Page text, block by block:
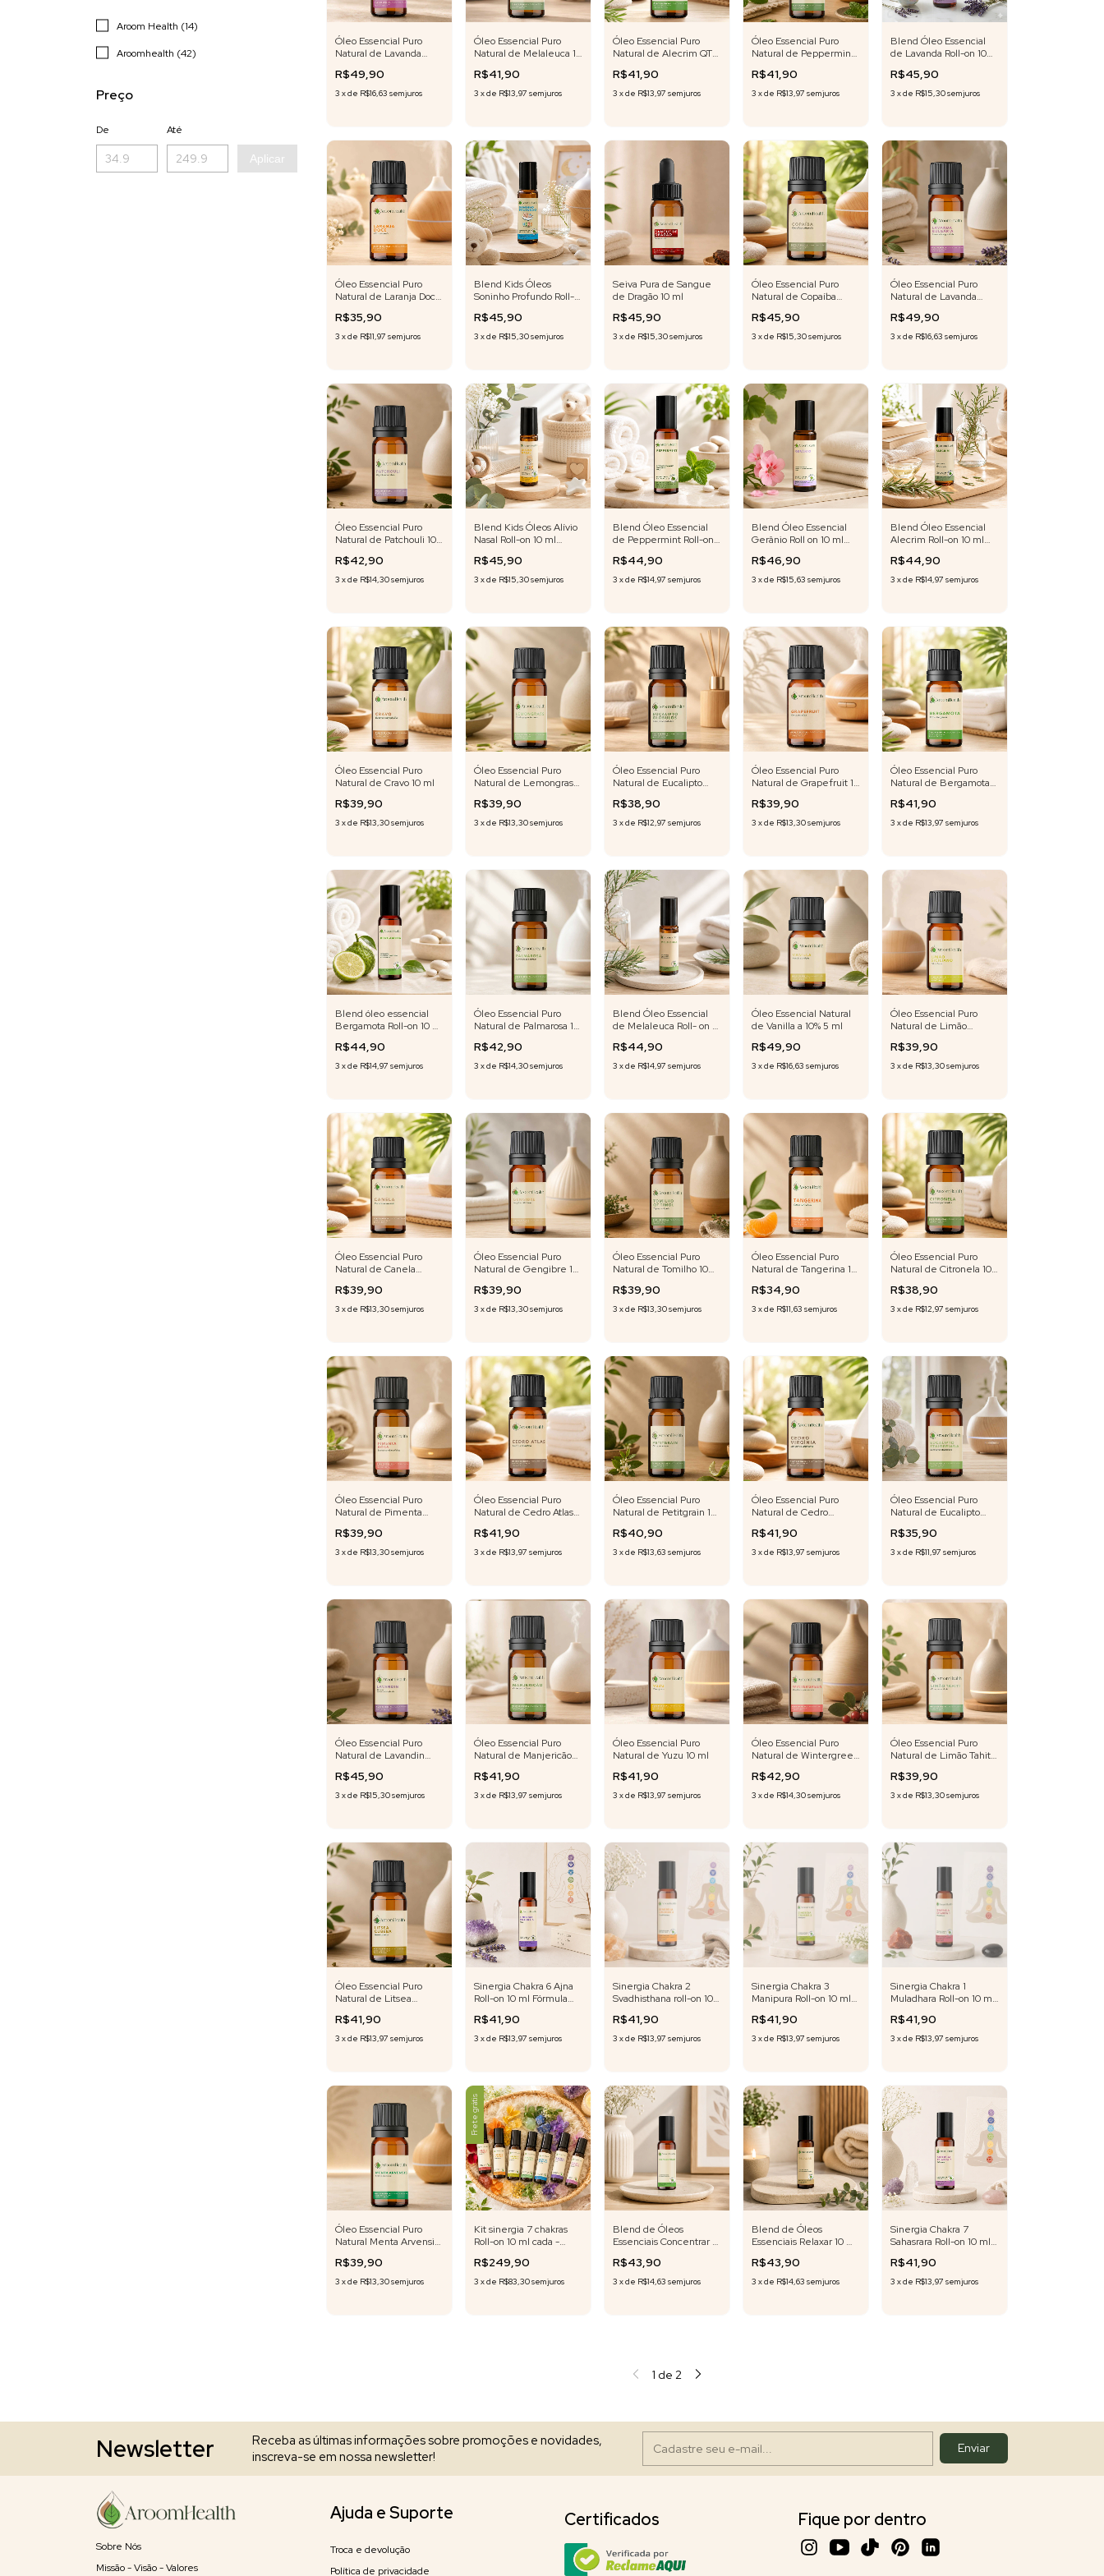
Aroom Health (14)
Aroomhealth (42)
Preço
De Até
Aplicar
Óleo Essencial Puro
Natural de Lavanda
R$49,90
3 xde R$16,63 sem juros
Óleo Essencial Puro
Natural de Melaleuca 10
R$41,90
3 xde R$13,97 sem juros
Óleo Essencial Puro
Natural de Alecrim QT
R$41,90
3 xde R$13,97 sem juros
Óleo Essencial Puro
Natural de Peppermint
R$41,90
3 xde R$13,97 sem juros
Blend Óleo Essencial
de Lavanda Roll-on 10
R$45,90
3 xde R$15,30sem juros
Óleo Essencial Puro
Natural de Laranja Doce
R$35,90
3 xde R$11,97 sem juros
Blend Kids Óleos
Soninho Profundo Roll-
Exclusiva
R$45,90
3 xde R$15,30sem juros
Seiva Pura de Sangue
de Dragão 10 ml
R$45,90
3 xde R$15,30sem juros
Óleo Essencial Puro
Natural de Copaíba
R$45,90
3 xde R$15,30sem juros
Óleo Essencial Puro
Natural de Lavanda
R$49,90
3 xde R$16,63 sem juros
Óleo Essencial Puro
Natural de Patchouli 10
R$42,90
3 xde R$14,30sem juros
Blend Kids Óleos Alívio
Nasal Roll-on 10 ml
R$45,90
3 xde R$15,30sem juros
Blend Óleo Essencial
de Peppermint Roll-on
R$44,90
3 xde R$14,97 sem juros
Blend Óleo Essencial
Gerânio Roll on 10 ml
R$46,90
3 xde R$15,63 sem juros
Blend Óleo Essencial
Alecrim Roll-on 10 ml
R$44,90
3 xde R$14,97 sem juros
Óleo Essencial Puro
Natural de Cravo 10 ml
R$39,90
3 xde R$13,30sem juros
Óleo Essencial Puro
Natural de Lemongrass
R$39,90
3 xde R$13,30sem juros
Óleo Essencial Puro
Natural de Eucalipto
R$38,90
3 xde R$12,97 sem juros
Óleo Essencial Puro
Natural de Grapefruit 10
R$39,90
3 xde R$13,30sem juros
Óleo Essencial Puro
Natural de Bergamota
R$41,90
3 xde R$13,97 sem juros
Blend óleo essencial
Bergamota Roll-on 10 ml
R$44,90
3 xde R$14,97 sem juros
Óleo Essencial Puro
Natural de Palmarosa 10
R$42,90
3 xde R$14,30sem juros
Blend Óleo Essencial
de Melaleuca Roll- on 10
R$44,90
3 xde R$14,97 sem juros
Óleo Essencial Natural
de Vanilla a 10% 5 ml
R$49,90
3 xde R$16,63 sem juros
Óleo Essencial Puro
Natural de Limão
R$39,90
3 xde R$13,30sem juros
Óleo Essencial Puro
Natural de Canela
R$39,90
3 xde R$13,30sem juros
Óleo Essencial Puro
Natural de Gengibre 10
R$39,90
3 xde R$13,30sem juros
Óleo Essencial Puro
Natural de Tomilho 10
R$39,90
3 xde R$13,30sem juros
Óleo Essencial Puro
Natural de Tangerina 10
R$34,90
3 xde R$11,63 sem juros
Óleo Essencial Puro
Natural de Citronela 10
R$38,90
3 xde R$12,97 sem juros
Óleo Essencial Puro
Natural de Pimenta
R$39,90
3 xde R$13,30sem juros
Óleo Essencial Puro
Natural de Cedro Atlas
R$41,90
3 xde R$13,97 sem juros
Óleo Essencial Puro
Natural de Petitgrain 10
R$40,90
3 xde R$13,63 sem juros
Óleo Essencial Puro
Natural de Cedro
R$41,90
3 xde R$13,97 sem juros
Óleo Essencial Puro
Natural de Eucalipto
R$35,90
3 xde R$11,97 sem juros
Óleo Essencial Puro
Natural de Lavandin
R$45,90
3 xde R$15,30sem juros
Óleo Essencial Puro
Natural de Manjericão
R$41,90
3 xde R$13,97 sem juros
Óleo Essencial Puro
Natural de Yuzu 10 ml
R$41,90
3 xde R$13,97 sem juros
Óleo Essencial Puro
Natural de Wintergreen
R$42,90
3 xde R$14,30sem juros
Óleo Essencial Puro
Natural de Limão Tahiti
R$39,90
3 xde R$13,30sem juros
Óleo Essencial Puro
Natural de Litsea
R$41,90
3 xde R$13,97 sem juros
Sinergia Chakra 6 Ajna
Roll-on 10 ml Fórmula
R$41,90
3 xde R$13,97 sem juros
Sinergia Chakra 2
Svadhisthana roll-on 10
R$41,90
3 xde R$13,97 sem juros
Sinergia Chakra 3
Manipura Roll-on 10 ml
R$41,90
3 xde R$13,97 sem juros
Sinergia Chakra 1
Muladhara Roll-on 10 ml
R$41,90
3 xde R$13,97 sem juros
Óleo Essencial Puro
Natural Menta Arvensis
R$39,90
3 xde R$13,30sem juros
Frete grátis
Kit sinergia 7 chakras
Roll-on 10 ml cada -
R$249,90
3 xde R$83,30sem juros
Blend de Óleos
Essenciais Concentrar 10
Exclusiva
R$43,90
3 xde R$14,63 sem juros
Blend de Óleos
Essenciais Relaxar 10 ml
R$43,90
3 xde R$14,63 sem juros
Sinergia Chakra 7
Sahasrara Roll-on 10 ml
R$41,90
3 xde R$13,97 sem juros
1 de 2
Newsletter
Receba as últimas informações sobre promoções e novidades,
inscreva-se em nossa newsletter!
Sobre Nós
Missão - Visão - Valores
Ajuda e Suporte
Troca e devolução
Política de privacidade
Certificados Fique por dentro